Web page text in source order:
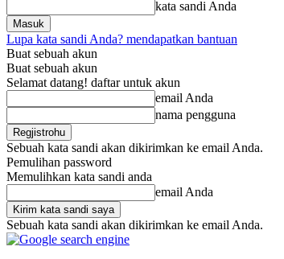
kata sandi Anda
Lupa kata sandi Anda? mendapatkan bantuan
Buat sebuah akun
Buat sebuah akun
Selamat datang! daftar untuk akun
email Anda
nama pengguna
Sebuah kata sandi akan dikirimkan ke email Anda.
Pemulihan password
Memulihkan kata sandi anda
email Anda
Sebuah kata sandi akan dikirimkan ke email Anda.